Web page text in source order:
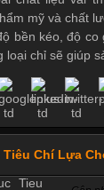
mỹ và chất
bền kéo, độ co
loại chỉ sẽ giúp
Chí Lựa